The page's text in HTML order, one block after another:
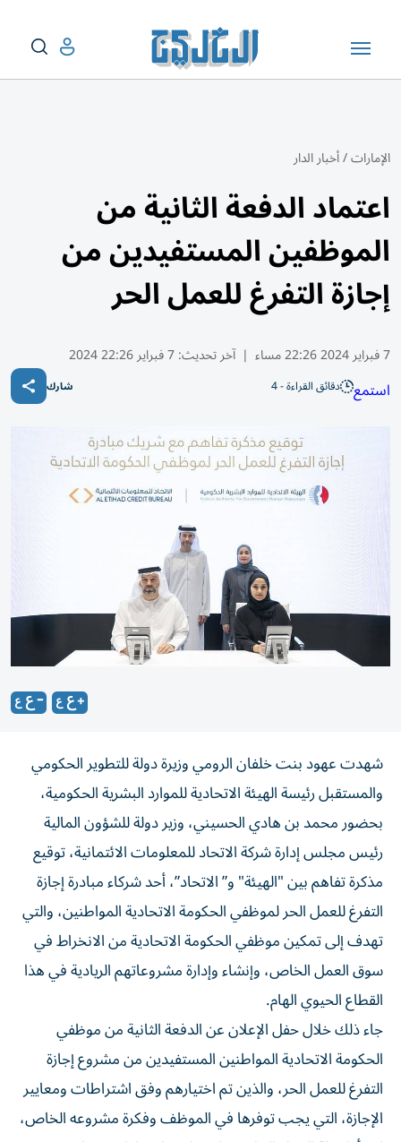
الإمارات/أخبار الدار
اعتماد الدفعة الثانية من
الموظفين المستفيدين من
إجازة التفرغ للعمل الحر
7 فبراير 2024 22:26 مساء | آخر تحديث:7 فبراير 22:26 2024
استمع دقائق القراءة - 4 شارك
شهدت عهود بنت خلفان الرومي وزيرة دولة للتطوير الحكومي
والمستقبل رئيسة الهيئة الاتحادية للموارد البشرية الحكومية،
بحضور محمد بن هادي الحسيني، وزير دولة للشؤون المالية
رئيس مجلس إدارة شركة الاتحاد للمعلومات الائتمانية، توقيع
مذكرة تفاهم بين "الهيئة" و” الاتحاد”، أحد شركاء مبادرة إجازة
التفرغ للعمل الحر لموظفي الحكومة الاتحادية المواطنين، والتي
تهدف إلى تمكين موظفي الحكومة الاتحادية من الانخراط في
سوق العمل الخاص، وإنشاء وإدارة مشروعاتهم الريادية في هذا
القطاع الحيوي الهام.
جاء ذلك خلال حفل الإعلان عن الدفعة الثانية من موظفي
الحكومة الاتحادية المواطنين المستفيدين من مشروع إجازة
التفرغ للعمل الحر، والذين تم اختيارهم وفق اشتراطات ومعايير
الإجازة، التي يجب توفرها في الموظف وفكرة مشروعه الخاص،